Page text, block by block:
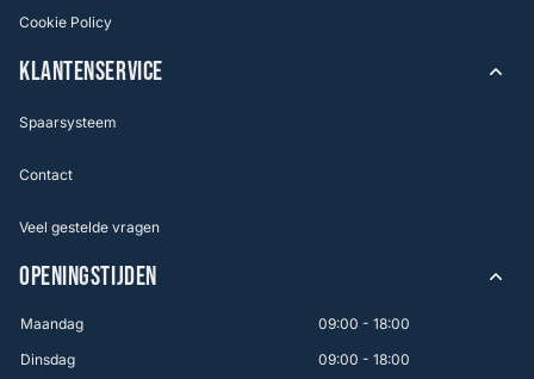
Cookie Policy
KLANTENSERVICE
Spaarsysteem
Contact
Veel gestelde vragen
OPENINGSTIJDEN
Maandag
09:00 - 18:00
Dinsdag
09:00 - 18:00